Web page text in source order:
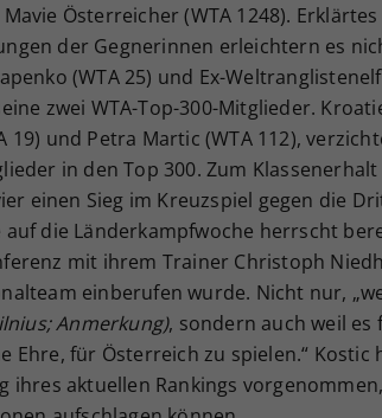
Mavie Österreicher (WTA 1248).
der Gegnerinnen erleichtern es
(WTA 25) und Ex-
zwei WTA-Top-300-Mitglieder.
19) und Petra Martic (WTA 112),
in den Top 300. Zum
einen Sieg im Kreuzspiel gegen die
die Länderkampfwoche herrscht
mit ihrem Trainer Christoph
einberufen wurde. Nicht nur,
Anmerkung), sondern auch weil
Ehre, für Österreich zu spielen.“
ihres aktuellen Rankings